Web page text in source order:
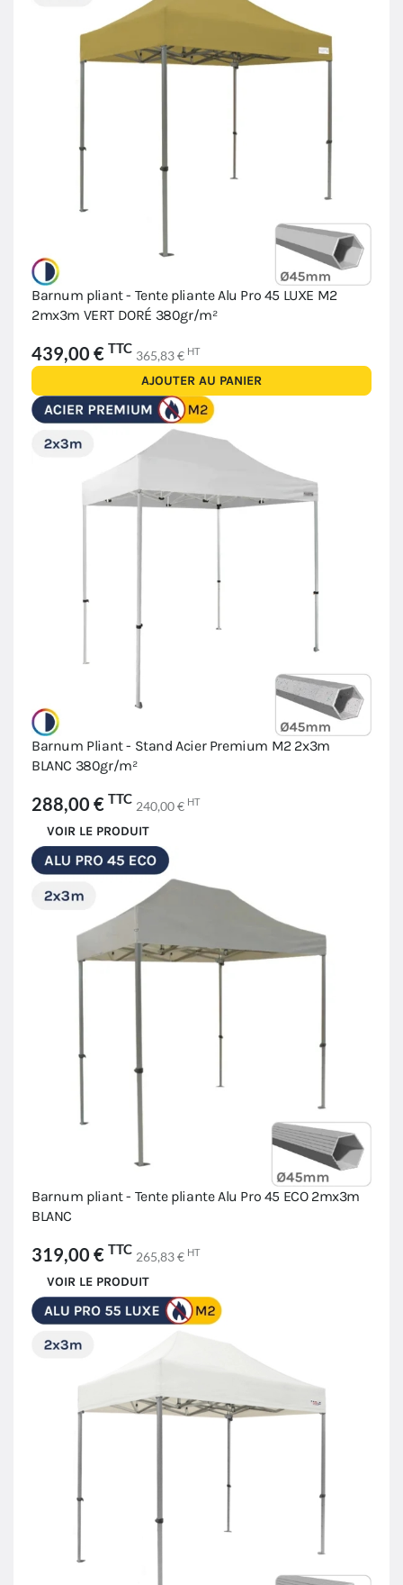
Barnum pliant - Tente pliante Alu Pro 45 LUXE M2
2mx3m VERT DORÉ 380gr/m²
439,00 € TTC 365,83 € HT
AJOUTER AU PANIER
Barnum Pliant - Stand Acier Premium M2 2x3m
BLANC 380gr/m²
288,00 € TTC 240,00 € HT
VOIR LE PRODUIT
Barnum pliant - Tente pliante Alu Pro 45 ECO 2mx3m
BLANC
319,00 € TTC 265,83 € HT
VOIR LE PRODUIT